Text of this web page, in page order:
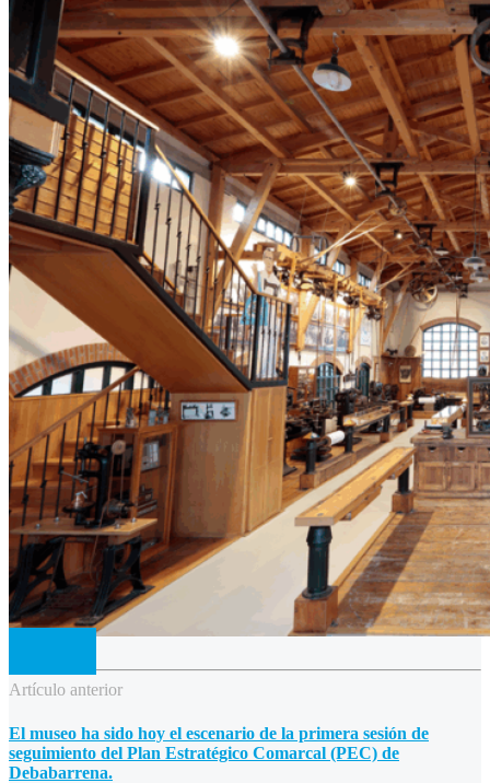
Artículo anterior
El museo ha sido hoy el escenario de la primera sesión de
seguimiento del Plan Estratégico Comarcal (PEC) de
Debabarrena.